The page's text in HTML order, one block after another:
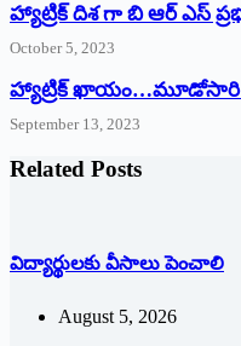
హ్యాట్రిక్ దిశ గా బి ఆర్ ఎస్
October 5, 2023
హ్యాట్రిక్‌ ‌ఖాయం…మూడోసారి
September 13, 2023
Related Posts
విద్యార్థులకు వీసాలు పెంచాలి
August 5, 2026